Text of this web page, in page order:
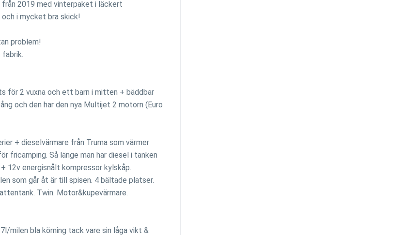
från 2019 med vinterpaket i läckert
och i mycket bra skick!
problem!
fabrik.
för 2 vuxna och ett barn i mitten + bäddbar
och den har den nya Multijet 2 motorn (Euro
+ dieselvärmare från Truma som värmer
fricamping. Så länge man har diesel i tanken
12v energisnålt kompressor kylskåp.
som går åt är till spisen. 4 bältade platser.
Twin. Motor&kupevärmare.
milen bla körning tack vare sin låga vikt &